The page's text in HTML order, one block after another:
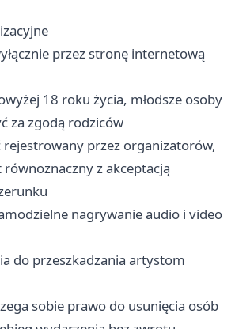
przez stronę internetową
18 roku życia, młodsze osoby
za zgodą rodziców
przez organizatorów,
z akceptacją
nagrywanie audio i video
do przeszkadzania artystom
sobie prawo do usunięcia osób